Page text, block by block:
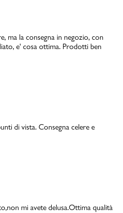
ma la consegna in negozio, con
e' cosa ottima. Prodotti ben
di vista. Consegna celere e
mi avete delusa.Ottima qualità